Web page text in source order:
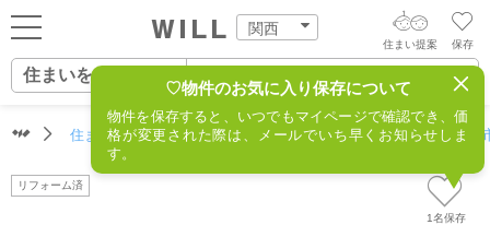
関西
ログイン
新規会員登録
保存
住まい提案
住まいをさがす
住まいをさがす
自宅の相場をみる
AIウィルくんの提案
AI住まい提案を受ける
住まいをさがす（関西） 住所からさがす 不動産(西宮
♡物件のお気に入り保存について
物件を保存すると、いつでもマイページで確認でき、価
格が変更された際は、メールでいち早くお知らせしま
す。
1名保存
リフォーム済